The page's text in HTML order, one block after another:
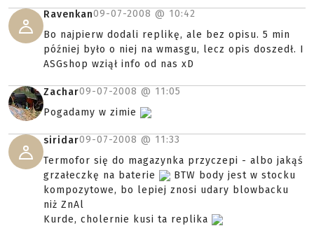
Ravenkan09-07-2008 @ 10:42
Bo najpierw dodali replikę, ale bez opisu. 5 min
później było o niej na wmasgu, lecz opis doszedł. I
ASGshop wziął info od nas xD
Zachar09-07-2008 @ 11:05
Pogadamy w zimie
siridar09-07-2008 @ 11:33
Termofor się do magazynka przyczepi - albo jakąś
grzałeczkę na baterie
BTW body jest w stocku
kompozytowe, bo lepiej znosi udary blowbacku
niż ZnAl
Kurde, cholernie kusi ta replika